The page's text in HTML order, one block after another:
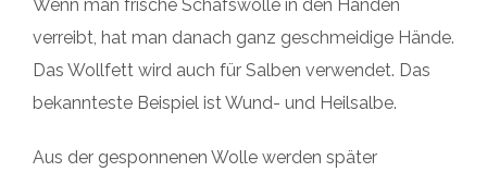
Wenn man frische Schafswolle in den Händen
verreibt, hat man danach ganz geschmeidige Hände.
Das Wollfett wird auch für Salben verwendet. Das
bekannteste Beispiel ist Wund- und Heilsalbe.
Aus der gesponnenen Wolle werden später